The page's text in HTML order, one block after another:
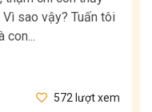
sao vậy? Tuấn tôi
con...
572 lượt xem